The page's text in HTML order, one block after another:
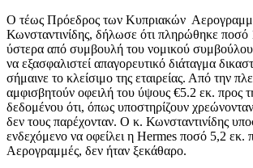
Ο τέως Πρόεδρος των Κυπριακών
Κωνσταντινίδης, δήλωσε ότι πληρώθηκε
ύστερα από συμβουλή του νομικού
να εξασφαλιστεί απαγορευτικό διάταγμα
σήμαινε το κλείσιμο της εταιρείας. Από την
αμφισβητούν οφειλή του ύψους €5.2 εκ. προς
δεδομένου ότι, όπως υποστηρίζουν
δεν τους παρέχονταν. Ο κ. Κωνσταντινίδης
ενδεχόμενο να οφείλει η Hermes ποσό 5,2 εκ.
Αερογραμμές, δεν ήταν ξεκάθαρο.